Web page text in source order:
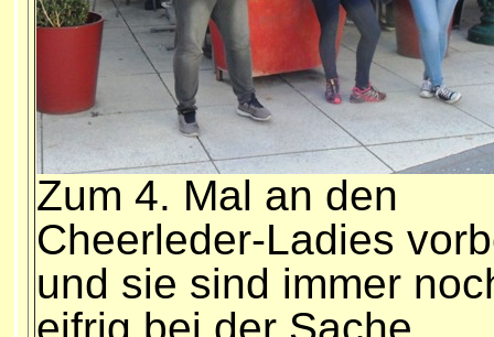
Zum 4. Mal an den
Cheerleder-Ladies
und sie sind immer